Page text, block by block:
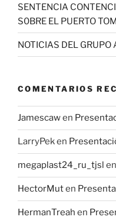
SENTENCIA
S0BRE EL PUERTO
NOTICIAS DEL GRUPO
COMENTARIOS
Jamescawen
LarryPeken
megaplast24_ru_tjsl en
HectorMuten
HermanTreah en